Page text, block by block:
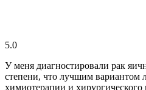
5.0
У меня диагностировали рак
степени, что лучшим вариантом
химиотерапии и хирургического